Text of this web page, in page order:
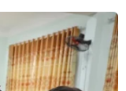
lớn vào tàu Kiểm
Việt Nam)